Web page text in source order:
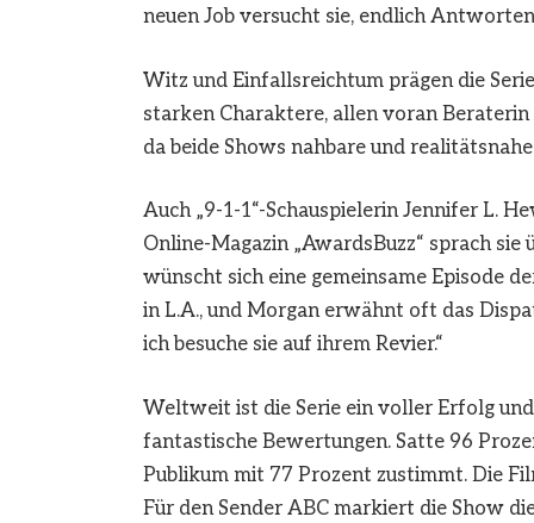
neuen Job versucht sie, endlich
Witz und Einfallsreichtum prägen die
starken Charaktere, allen voran Beraterin
da beide Shows nahbare und
Auch „9-1-1“-Schauspielerin Jennifer L.
Online-Magazin „AwardsBuzz“ sprach
wünscht sich eine gemeinsame Episode
in L.A., und Morgan erwähnt oft das
ich besuche sie auf ihrem Revier.“
Weltweit ist die Serie ein voller Erfolg
fantastische Bewertungen. Satte 96
Publikum mit 77 Prozent zustimmt. Die
Für den Sender ABC markiert die Show